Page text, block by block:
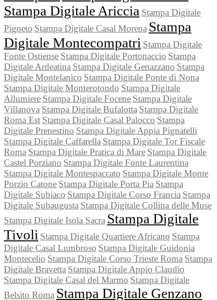
Stampa Digitale Ariccia Stampa Digitale
Pigneto Stampa Digitale Casal Morena Stampa
Digitale Montecompatri Stampa Digitale
Fonte Ostiense Stampa Digitale Portonaccio Stampa
Digitale Ardeatina Stampa Digitale Genazzano Stampa
Digitale Montelanico Stampa Digitale Ponte di Nona
Stampa Digitale Monterotondo Stampa Digitale
Allumiere Stampa Digitale Focene Stampa Digitale
Villanova Stampa Digitale Bufalotta Stampa Digitale
Roma Est Stampa Digitale Casal Palocco Stampa
Digitale Prenestino Stampa Digitale Appia Pignatelli
Stampa Digitale Caffarella Stampa Digitale Tor Fiscale
Roma Stampa Digitale Pratica di Mare Stampa Digitale
Castel Porziano Stampa Digitale Fonte Laurentina
Stampa Digitale Montespaccato Stampa Digitale Monte
Porzio Catone Stampa Digitale Porta Pia Stampa
Digitale Subiaco Stampa Digitale Corso Francia Stampa
Digitale Subaugusta Stampa Digitale Collina delle Muse
Stampa Digitale Isola Sacra Stampa Digitale
Tivoli Stampa Digitale Quartiere Africano Stampa
Digitale Casal Lumbroso Stampa Digitale Guidonia
Montecelio Stampa Digitale Corso Trieste Roma Stampa
Digitale Bravetta Stampa Digitale Appio Claudio
Stampa Digitale Casal del Marmo Stampa Digitale
Belsito Roma Stampa Digitale Genzano